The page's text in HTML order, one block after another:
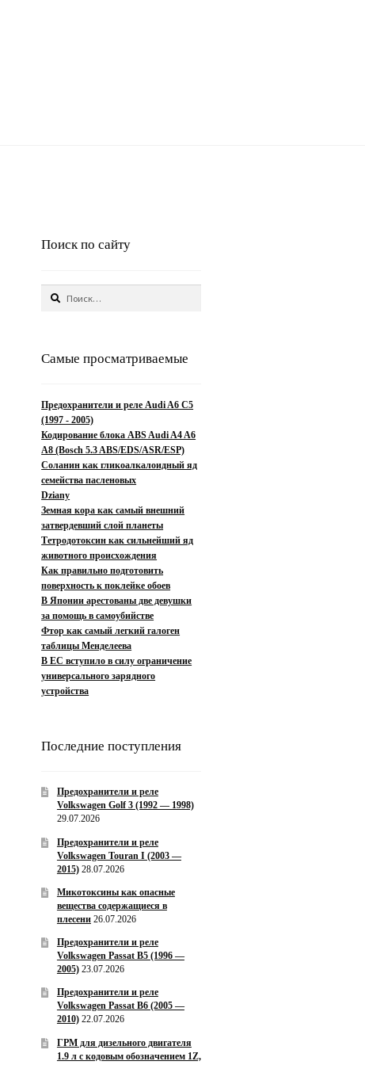
Поиск по сайту
Найти:
Самые просматриваемые
Предохранители и реле Audi A6 C5
(1997 - 2005)
Кодирование блока ABS Audi A4 A6
A8 (Bosch 5.3 ABS/EDS/ASR/ESP)
Соланин как гликоалкалоидный яд
семейства пасленовых
Dziany
Земная кора как самый внешний
затвердевший слой планеты
Тетродотоксин как сильнейший яд
животного происхождения
Как правильно подготовить
поверхность к поклейке обоев
В Японии арестованы две девушки
за помощь в самоубийстве
Фтор как самый легкий галоген
таблицы Менделеева
В ЕС вступило в силу ограничение
универсального зарядного
устройства
Последние поступления
Предохранители и реле
Volkswagen Golf 3 (1992 — 1998)
29.07.2026
Предохранители и реле
Volkswagen Touran I (2003 —
2015) 28.07.2026
Микотоксины как опасные
вещества содержащиеся в
плесени 26.07.2026
Предохранители и реле
Volkswagen Passat B5 (1996 —
2005) 23.07.2026
Предохранители и реле
Volkswagen Passat B6 (2005 —
2010) 22.07.2026
ГРМ для дизельного двигателя
1.9 л с кодовым обозначением 1Z,